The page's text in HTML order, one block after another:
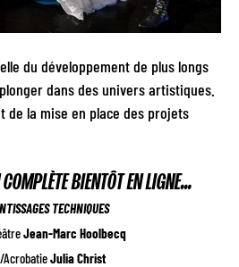
du développement de plus longs
dans des univers artistiques.
de la mise en place des projets
BIENTÔT EN LIGNE…
TECHNIQUES
Jean-Marc Hoolbecq
AcrobatieJulia Christ